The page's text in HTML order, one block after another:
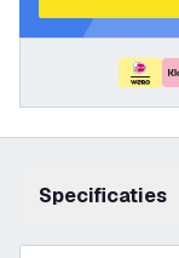
Specificaties